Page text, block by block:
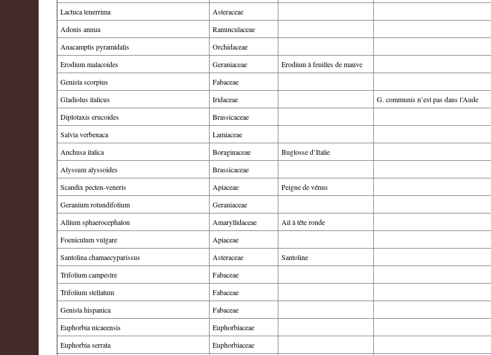
Lactuca tenerrima
Asteraceae
Adonis annua
Ranunculaceae
Anacamptis pyramidalis
Orchidaceae
Erodium malacoides
Geraniaceae
Erodium à feuilles de mauve
Genista scorpius
Fabaceae
Gladiolus italicus
Iridaceae
G. communis n’est pas dans l’Aude
Diplotaxis erucoides
Brassicaceae
Salvia verbenaca
Lamiaceae
Anchusa italica
Boraginaceae
Buglosse d’Italie
Alyssum alyssoides
Brassicaceae
Scandix pecten-veneris
Apiaceae
Peigne de vénus
Geranium rotundifolium
Geraniaceae
Allium sphaerocephalon
Amaryllidaceae
Ail à tête ronde
Foeniculum vulgare
Apiaceae
Santolina chamaecyparissus
Asteraceae
Santoline
Trifolium campestre
Fabaceae
Trifolium stellatum
Fabaceae
Genista hispanica
Fabaceae
Euphorbia nicaeensis
Euphorbiaceae
Euphorbia serrata
Euphorbiaceae